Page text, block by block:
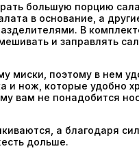
большую порцию
в основание, а
В
и заправлять
миски, поэтому в нем
и нож, которые удобно
вам не понадобится
а благодаря
дольше.